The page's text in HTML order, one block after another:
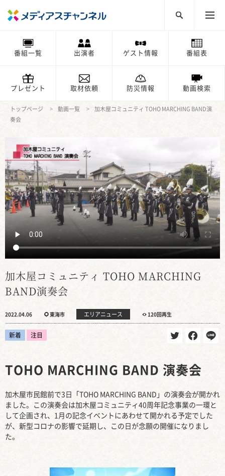
番組一覧 出演者 ゲスト情報 番組表
プレゼント 取材依頼 防災情報 動画検索
トップページ 動画一覧
加木屋コミュニティ TOHO MARCHING BAND演
奏会
加木屋コミュニティ TOHO MARCHING
BAND演奏会
2022.04.06 東海市 エリアニュース 120回再生
新着 注目
TOHO MARCHING BAND 演奏会
加木屋市民館前で3日「TOHO MARCHING BAND」の演奏会が開かれ
ました。この演奏会は加木屋コミュニティ40周年記念事業の一環と
して企画され、1月の記念イベントにあわせて開かれる予定でした
が、新型コロナの影響で延期し、この日が念願の開催になりまし
た。